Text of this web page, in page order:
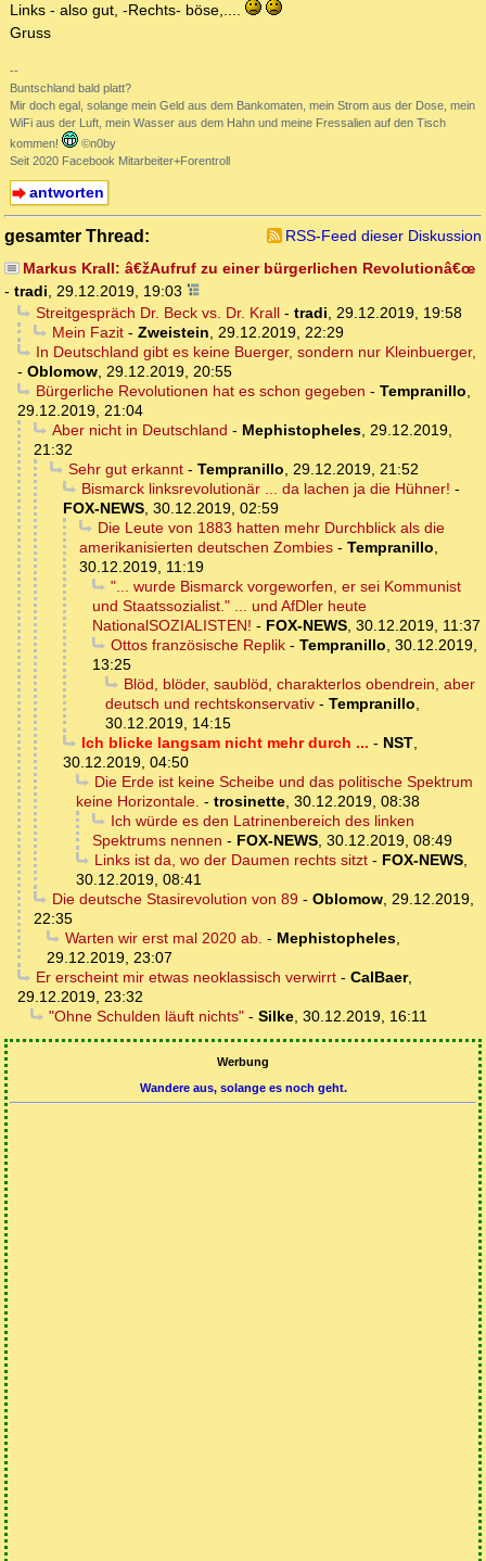
Links - also gut, -Rechts- böse,....
Gruss
--
Buntschland bald platt?
Mir doch egal, solange mein Geld aus dem Bankomaten, mein Strom aus der Dose, mein
WiFi aus der Luft, mein Wasser aus dem Hahn und meine Fressalien auf den Tisch
kommen!
©n0by
Seit 2020 Facebook Mitarbeiter+Forentroll
antworten
gesamter Thread:
RSS-Feed dieser Diskussion
Markus Krall: â€žAufruf zu einer bürgerlichen Revolutionâ€œ
- tradi
29.12.2019, 19:03
Streitgespräch Dr. Beck vs. Dr. Krall- tradi
29.12.2019, 19:58
Mein Fazit- Zweistein
29.12.2019, 22:29
In Deutschland gibt es keine Buerger, sondern nur Kleinbuerger,
- Oblomow 29.12.2019, 20:55
Bürgerliche Revolutionen hat es schon gegeben - Tempranillo
29.12.2019, 21:04
Aber nicht in Deutschland - Mephistopheles, 29.12.2019,
21:32
Sehr gut erkannt- Tempranillo
29.12.2019, 21:52
Bismarck linksrevolutionär ... da lachen ja die Hühner! -
FOX-NEWS 30.12.2019, 02:59
Die Leute von 1883 hatten mehr Durchblick als die
amerikanisierten deutschen Zombies - Tempranillo
30.12.2019, 11:19
"... wurde Bismarck vorgeworfen, er sei Kommunist
und Staatssozialist." ... und AfDler heute
NationalSOZIALISTEN! - FOX-NEWS 30.12.2019, 11:37
Ottos französische Replik- Tempranillo 30.12.2019,
13:25
Blöd, blöder, saublöd, charakterlos obendrein, aber
deutsch und rechtskonservativ - Tempranillo
30.12.2019, 14:15
Ich blicke langsam nicht mehr durch ... - NST,
30.12.2019, 04:50
Die Erde ist keine Scheibe und das politische Spektrum
keine Horizontale. - trosinette 30.12.2019, 08:38
Ich würde es den Latrinenbereich des linken
Spektrums nennen - FOX-NEWS 30.12.2019, 08:49
Links ist da, wo der Daumen rechts sitzt- FOX-NEWS,
30.12.2019, 08:41
Die deutsche Stasirevolution von 89- Oblomow, 29.12.2019,
22:35
Warten wir erst mal 2020 ab. - Mephistopheles,
29.12.2019, 23:07
Er erscheint mir etwas neoklassisch verwirrt- CalBaer,
29.12.2019, 23:32
"Ohne Schulden läuft nichts"- Silke, 30.12.2019, 16:11
Werbung
Wandere aus, solange es noch geht.